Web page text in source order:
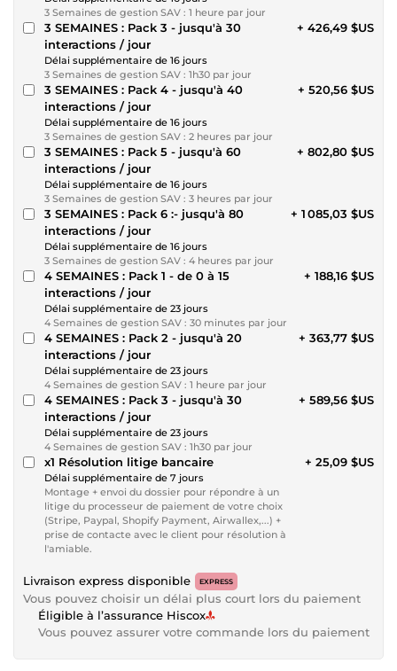
3 Semaines de gestion SAV : 1 heure par jour
3 SEMAINES : Pack 3 - jusqu'à 30
interactions / jour
Délai supplémentaire de 16 jours
3 Semaines de gestion SAV : 1h30 par jour
+ 426,49 $US
3 SEMAINES : Pack 4 - jusqu'à 40
interactions / jour
Délai supplémentaire de 16 jours
3 Semaines de gestion SAV : 2 heures par jour
+ 520,56 $US
3 SEMAINES : Pack 5 - jusqu'à 60
interactions / jour
Délai supplémentaire de 16 jours
3 Semaines de gestion SAV : 3 heures par jour
+ 802,80 $US
3 SEMAINES : Pack 6 :- jusqu'à 80
interactions / jour
Délai supplémentaire de 16 jours
3 Semaines de gestion SAV : 4 heures par jour
+ 1 085,03 $US
4 SEMAINES : Pack 1 - de 0 à 15
interactions / jour
Délai supplémentaire de 23 jours
4 Semaines de gestion SAV : 30 minutes par jour
+ 188,16 $US
4 SEMAINES : Pack 2 - jusqu'à 20
interactions / jour
Délai supplémentaire de 23 jours
4 Semaines de gestion SAV : 1 heure par jour
+ 363,77 $US
4 SEMAINES : Pack 3 - jusqu'à 30
interactions / jour
Délai supplémentaire de 23 jours
4 Semaines de gestion SAV : 1h30 par jour
+ 589,56 $US
x1 Résolution litige bancaire
Délai supplémentaire de 7 jours
Montage + envoi du dossier pour répondre à un
litige du processeur de paiement de votre choix
(Stripe, Paypal, Shopify Payment, Airwallex,...) +
prise de contacte avec le client pour résolution à
l'amiable.
+ 25,09 $US
Livraison express disponible EXPRESS
Vous pouvez choisir un délai plus court lors du paiement
Éligible à l’assurance Hiscox
Vous pouvez assurer votre commande lors du paiement